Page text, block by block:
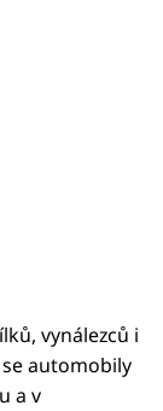
vynálezců i
automobily
a v